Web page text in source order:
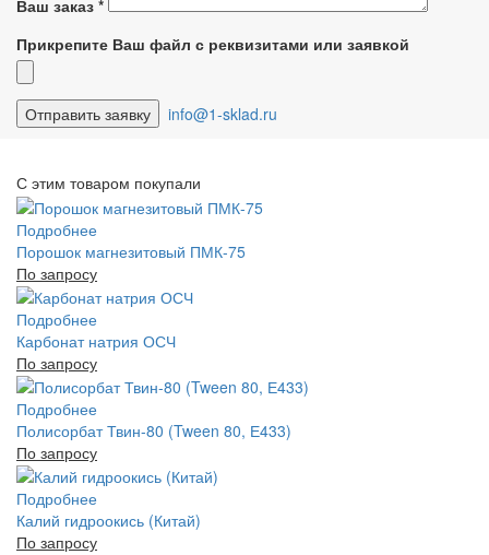
Ваш заказ *
Прикрепите Ваш файл с реквизитами или заявкой
info@1-sklad.ru
С этим товаром покупали
Подробнее
Порошок магнезитовый ПМК-75
По запросу
Подробнее
Карбонат натрия ОСЧ
По запросу
Подробнее
Полисорбат Твин-80 (Tween 80, Е433)
По запросу
Подробнее
Калий гидроокись (Китай)
По запросу